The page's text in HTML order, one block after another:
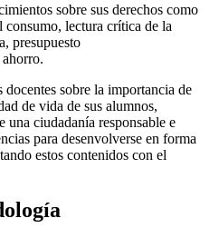
sobre sus derechos como
lectura crítica de la
presupuesto
sobre la importancia de
de vida de sus alumnos,
ciudadanía responsable e
para desenvolverse en forma
estos contenidos con el